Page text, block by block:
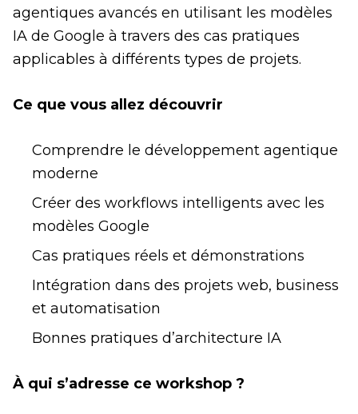
agentiques avancés en utilisant les modèles
IA de Google à travers des cas pratiques
applicables à différents types de projets.
Ce que vous allez découvrir
Comprendre le développement agentique
moderne
Créer des workflows intelligents avec les
modèles Google
Cas pratiques réels et démonstrations
Intégration dans des projets web, business
et automatisation
Bonnes pratiques d’architecture IA
À qui s’adresse ce workshop ?